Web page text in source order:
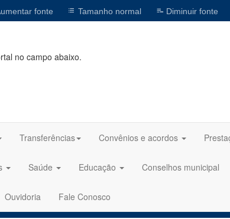
fonte Tamanho normal Diminuir fonte
no campo abaixo.
Transferências Convênios e acordos
Saúde Educação Conselhos municipal
Ouvidoria Fale Conosco